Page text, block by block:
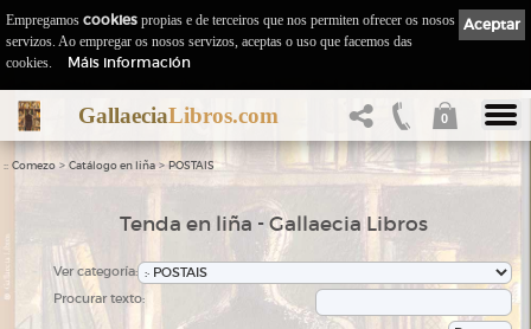
GallaeciaLibros.com 0
:: Comezo > Catálogo en liña > POSTAIS
Tenda en liña - Gallaecia Libros
Ver categoría:
Procurar texto:
Aceptar
Empregamos cookies propias e de terceiros que nos permiten ofrecer os nosos
servizos. Ao empregar os nosos servizos, aceptas o uso que facemos das
cookies.
Máis información